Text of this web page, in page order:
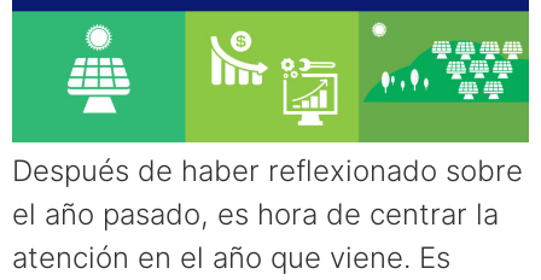
Después de haber reflexionado sobre
el año pasado, es hora de centrar la
atención en el año que viene. Es